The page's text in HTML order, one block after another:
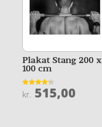
Plakat Stang 200 x
100 cm
Vurderet
4.3
kr. 515,00